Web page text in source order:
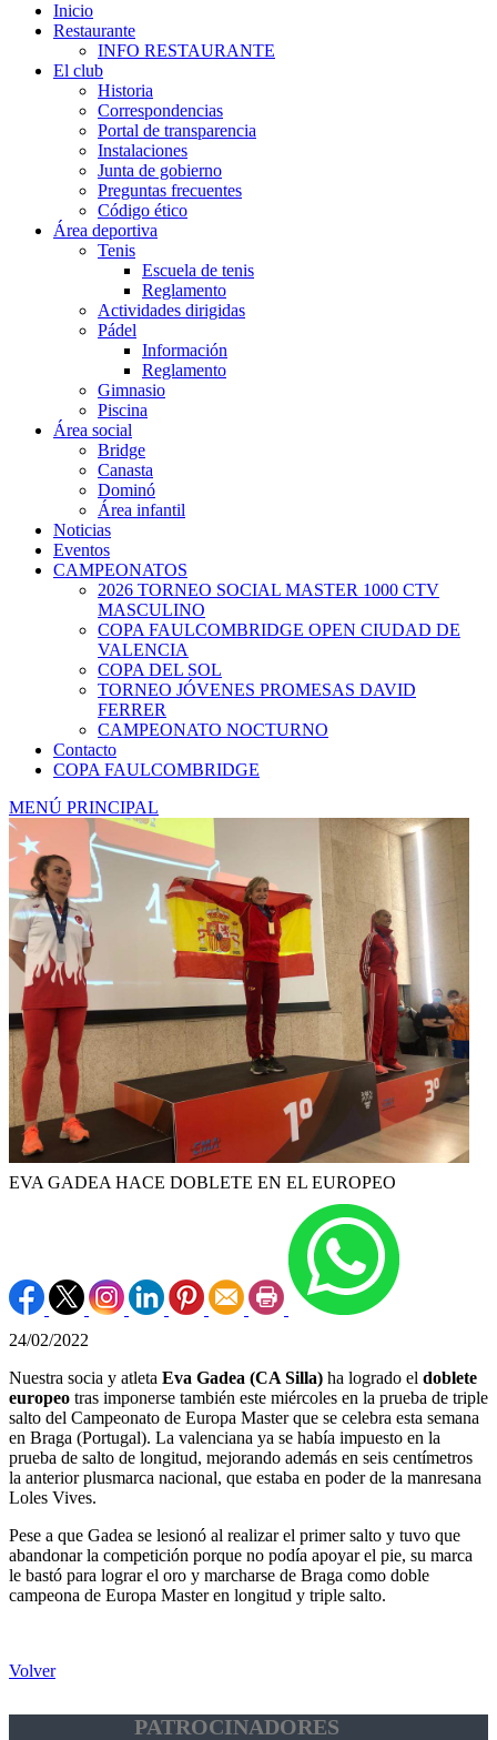
Inicio
Restaurante
INFO RESTAURANTE
El club
Historia
Correspondencias
Portal de transparencia
Instalaciones
Junta de gobierno
Preguntas frecuentes
Código ético
Área deportiva
Tenis
Escuela de tenis
Reglamento
Actividades dirigidas
Pádel
Información
Reglamento
Gimnasio
Piscina
Área social
Bridge
Canasta
Dominó
Área infantil
Noticias
Eventos
CAMPEONATOS
2026 TORNEO SOCIAL MASTER 1000 CTV
MASCULINO
COPA FAULCOMBRIDGE OPEN CIUDAD DE
VALENCIA
COPA DEL SOL
TORNEO JÓVENES PROMESAS DAVID
FERRER
CAMPEONATO NOCTURNO
Contacto
COPA FAULCOMBRIDGE
MENÚ PRINCIPAL
EVA GADEA HACE DOBLETE EN EL EUROPEO
24/02/2022
Nuestra socia y atleta Eva Gadea (CA Silla) ha logrado el doblete
europeo tras imponerse también este miércoles en la prueba de triple
salto del Campeonato de Europa Master que se celebra esta semana
en Braga (Portugal). La valenciana ya se había impuesto en la
prueba de salto de longitud, mejorando además en seis centímetros
la anterior plusmarca nacional, que estaba en poder de la manresana
Loles Vives.
Pese a que Gadea se lesionó al realizar el primer salto y tuvo que
abandonar la competición porque no podía apoyar el pie, su marca
le bastó para lograr el oro y marcharse de Braga como doble
campeona de Europa Master en longitud y triple salto.
Volver
PATROCINADORES